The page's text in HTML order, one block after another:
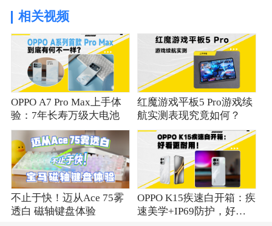
处理，重新挖掘折叠大屏独有生产力价值。
相关视频
OPPO A7 Pro Max上手体
验：7年长寿万级大电池
红魔游戏平板5 Pro游戏续
航实测表现究竟如何？
不止于快！迈从Ace 75雾
透白 磁轴键盘体验
OPPO K15疾速白开箱：疾
速美学+IP69防护，好看